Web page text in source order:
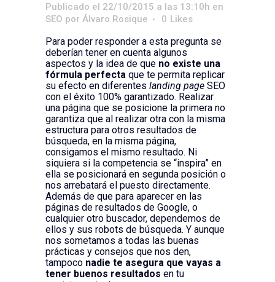
Publicado el 22/10/2015 a las 13:10h en
SEO por Álvaro Rosique 0 Likes
Para poder responder a esta pregunta se
deberían tener en cuenta algunos
aspectos y la idea de que no existe una
fórmula perfecta que te permita replicar
su efecto en diferentes landing page SEO
con el éxito 100% garantizado. Realizar
una página que se posicione la primera no
garantiza que al realizar otra con la misma
estructura para otros resultados de
búsqueda, en la misma página,
consigamos el mismo resultado. Ni
siquiera si la competencia se “inspira” en
ella se posicionará en segunda posición o
nos arrebatará el puesto directamente.
Además de que para aparecer en las
páginas de resultados de Google, o
cualquier otro buscador, dependemos de
ellos y sus robots de búsqueda. Y aunque
nos sometamos a todas las buenas
prácticas y consejos que nos den,
tampoco nadie te asegura que vayas a
tener buenos resultados en tu